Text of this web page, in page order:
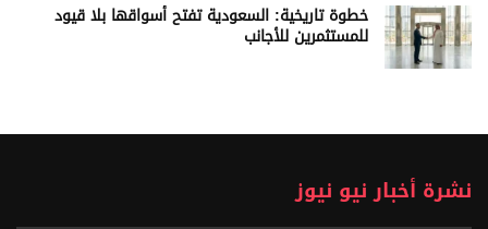
خطوة تاريخية: السعودية تفتح أسواقها بلا قيود
للمستثمرين للأجانب
نشرة أخبار نيو نيوز